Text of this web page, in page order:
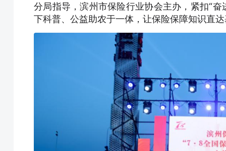
分局指导，滨州市保险行业协会主办，紧扣“奋
下科普、公益助农于一体，让保险保障知识直